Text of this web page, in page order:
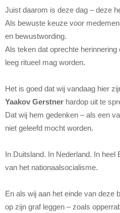
Juist daarom is deze dag – deze
Als bewuste keuze voor
en bewustwording.
Als teken dat oprechte
leeg ritueel mag worden.
Het is goed dat wij vandaag hier
Yaakov Gerstner hardop uit te
Dat wij hem gedenken – als een
niet geleefd mocht worden.
In Duitsland. In Nederland. In heel
van het nationaalsocialisme.
En als wij aan het einde van deze
op zijn graf leggen – zoals